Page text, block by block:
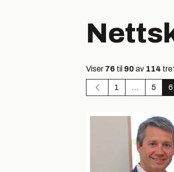
Viser 76 til 90 av 114
1 ... 5 6